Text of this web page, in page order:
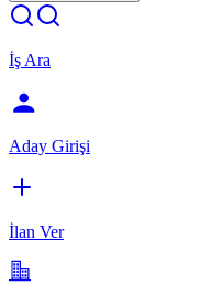
İş Ara
Aday Girişi
İlan Ver